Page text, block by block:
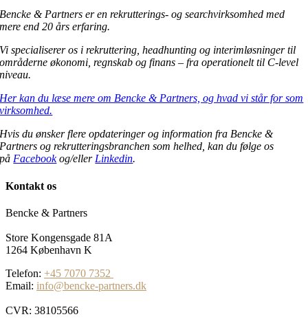
Bencke & Partners er en rekrutterings- og searchvirksomhed med
mere end 20 års erfaring.
Vi specialiserer os i rekruttering, headhunting og interimløsninger til
områderne økonomi, regnskab og finans – fra operationelt til C-level
niveau.
Her kan du læse mere om Bencke & Partners, og hvad vi står for som
virksomhed.
Hvis du ønsker flere opdateringer og information fra Bencke &
Partners og rekrutteringsbranchen som helhed, kan du følge os
på Facebookog/eller Linkedin.
Kontakt os
Bencke & Partners
Store Kongensgade 81A
1264 København K
Telefon: +45 7070 7352
Email: info@bencke-partners.dk
CVR: 38105566